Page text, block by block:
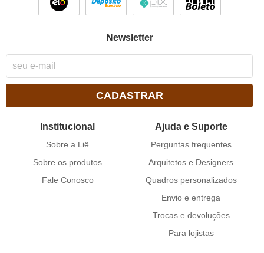
Newsletter
CADASTRAR
Institucional
Sobre a Liê
Sobre os produtos
Fale Conosco
Ajuda e Suporte
Perguntas frequentes
Arquitetos e Designers
Quadros personalizados
Envio e entrega
Trocas e devoluções
Para lojistas